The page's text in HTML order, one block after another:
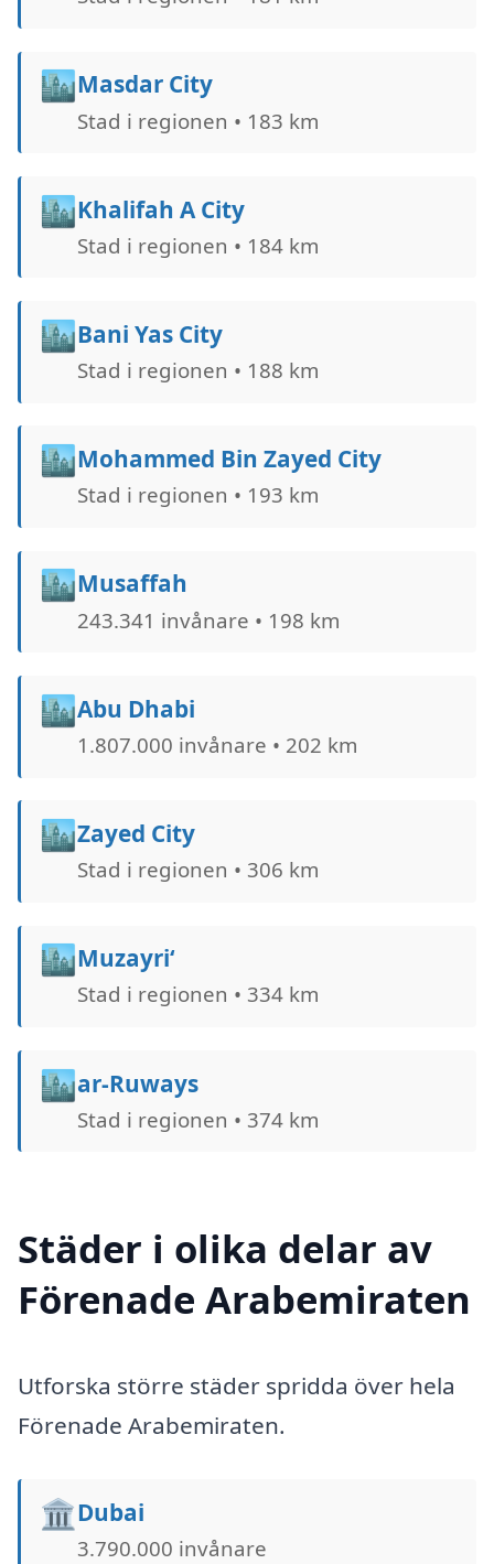
🏙️Masdar City
Stad i regionen • 183 km
🏙️Khalifah A City
Stad i regionen • 184 km
🏙️Bani Yas City
Stad i regionen • 188 km
🏙️Mohammed Bin Zayed City
Stad i regionen • 193 km
🏙️Musaffah
243.341 invånare • 198 km
🏙️Abu Dhabi
1.807.000 invånare • 202 km
🏙️Zayed City
Stad i regionen • 306 km
🏙️Muzayri‘
Stad i regionen • 334 km
🏙️ar-Ruways
Stad i regionen • 374 km
Städer i olika delar av
Förenade Arabemiraten
Utforska större städer spridda över hela
Förenade Arabemiraten.
🏛️Dubai
3.790.000 invånare